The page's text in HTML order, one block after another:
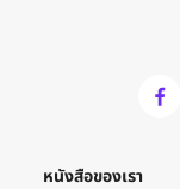
หนังสือของเรา